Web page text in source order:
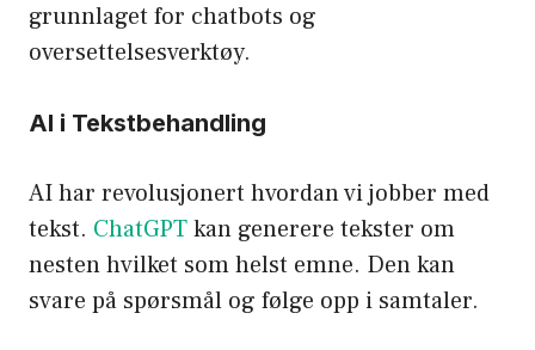
grunnlaget for chatbots og
oversettelsesverktøy.
AI i Tekstbehandling
AI har revolusjonert hvordan vi jobber med
tekst. ChatGPTkan generere tekster om
nesten hvilket som helst emne. Den kan
svare på spørsmål og følge opp i samtaler.